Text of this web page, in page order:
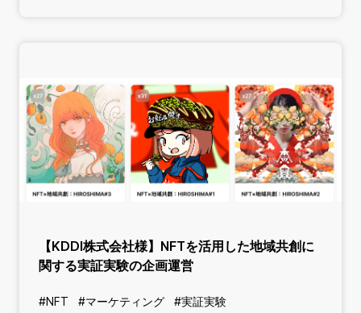
【KDDI株式会社様】NFTを活用した地域共創に
関する実証実験の企画運営
#NFT #マーケティング #実証実験